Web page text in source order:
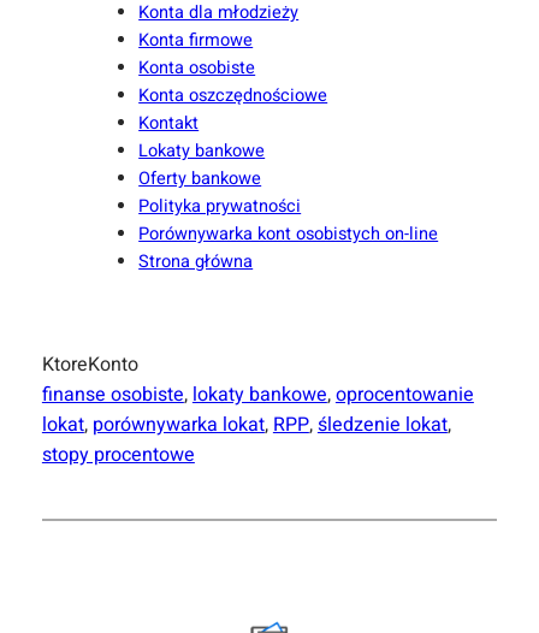
Konta dla młodzieży
Konta firmowe
Konta osobiste
Konta oszczędnościowe
Kontakt
Lokaty bankowe
Oferty bankowe
Polityka prywatności
Porównywarka kont osobistych on-line
Strona główna
KtoreKonto
finanse osobiste, lokaty bankowe, oprocentowanie
lokat, porównywarka lokat, RPP, śledzenie lokat,
stopy procentowe